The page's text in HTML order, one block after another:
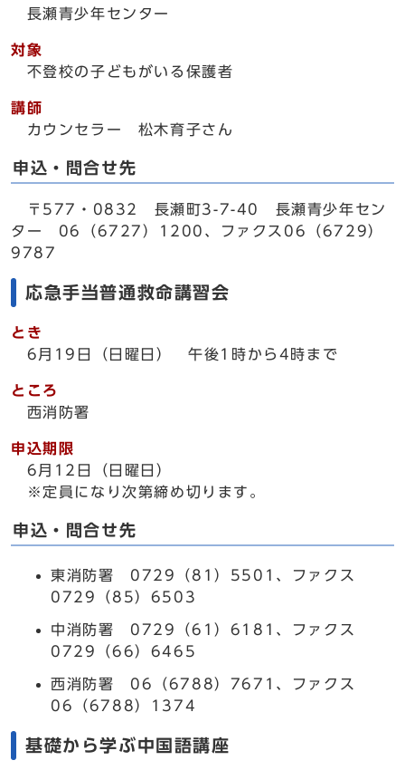
長瀬青少年センター
対象
不登校の子どもがいる保護者
講師
カウンセラー 松木育子さん
申込・問合せ先
〒577・0832 長瀬町3-7-40 長瀬青少年セン
ター 06（6727）1200、ファクス06（6729）
9787
応急手当普通救命講習会
とき
6月19日（日曜日） 午後1時から4時まで
ところ
西消防署
申込期限
6月12日（日曜日）
※定員になり次第締め切ります。
申込・問合せ先
東消防署 0729（81）5501、ファクス
0729（85）6503
中消防署 0729（61）6181、ファクス
0729（66）6465
西消防署 06（6788）7671、ファクス
06（6788）1374
基礎から学ぶ中国語講座